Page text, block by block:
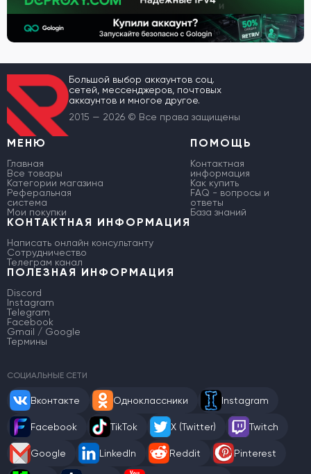
Большой выбор аккаунтов соц.
сетей, мессенджеров, почтовых
аккаунтов и многое другое.
2015 — 2026 © Все права защищены
МЕНЮ
Главная
Все товары
Категории магазина
Реферальная
система
Мои покупки
ПОМОЩЬ
Контактная
информация
Как купить
FAQ - вопросы и
ответы
База знаний
КОНТАКТНАЯ ИНФОРМАЦИЯ
Написать онлайн консультанту
Сотрудничество
Телеграм канал
ПОЛЕЗНАЯ ИНФОРМАЦИЯ
Discord
Instagram
Telegram
Facebook
Gmail / Google
Термины
СОЦИАЛЬНЫЕ СЕТИ
Вконтакте Одноклассники Instagram
Facebook TikTok X (Twitter) Twitch
Google LinkedIn Reddit Pinterest